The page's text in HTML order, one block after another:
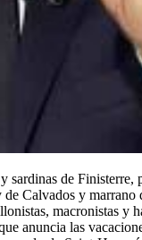
sardinas de Finisterre,
Calvados y marrano
macronistas y
anuncia las